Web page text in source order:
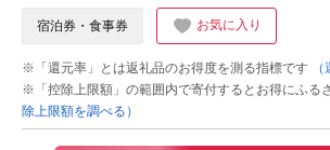
宿泊券・食事券 お気に入り
※「還元率」とは返礼品のお得度を測る指標です
※「控除上限額」の範囲内で寄付するとお得にふる
除上限額を調べる）